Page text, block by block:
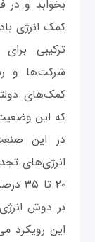
بخوابد و در
کمک انرژی
ترکیبی
شرکت‌ها و
کمک‌های
که این
در این
۲۰ تا
بر دوش
این رویکرد